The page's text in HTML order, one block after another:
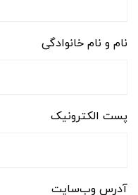
نام و نام خانوادگی
پست الکترونیک
آدرس وب‌سایت